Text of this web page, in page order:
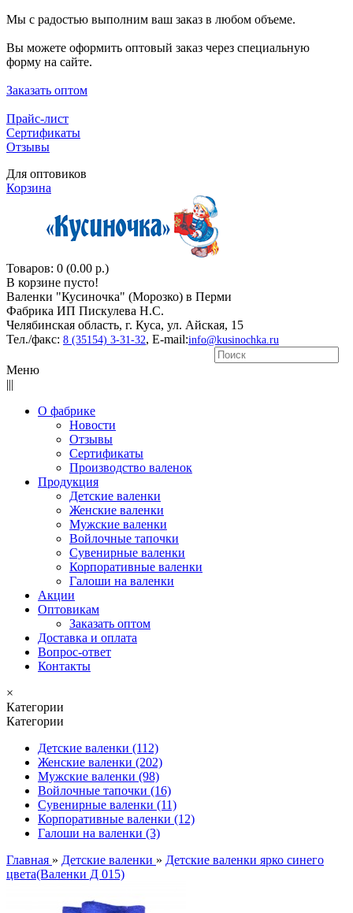
Мы с радостью выполним ваш заказ в любом объеме.
Вы можете оформить оптовый заказ через специальную
форму на сайте.
Заказать оптом
Прайс-лист
Сертификаты
Отзывы
Для оптовиков
Корзина
Товаров: 0 (0.00 р.)
В корзине пусто!
Валенки "Кусиночкa" (Морозко) в Перми
Фабрика ИП Пискулева Н.С.
Челябинская область, г. Куса, ул. Айская, 15
Тел./факс: 8 (35154) 3-31-32, E-mail:info@kusinochka.ru
Меню
|||
О фабрике
Новости
Отзывы
Сертификаты
Производство валенок
Продукция
Детские валенки
Женские валенки
Мужские валенки
Войлочные тапочки
Сувенирные валенки
Корпоративные валенки
Галоши на валенки
Акции
Оптовикам
Заказать оптом
Доставка и оплата
Вопрос-ответ
Контакты
×
Категории
Категории
Детские валенки (112)
Женские валенки (202)
Мужские валенки (98)
Войлочные тапочки (16)
Сувенирные валенки (11)
Корпоративные валенки (12)
Галоши на валенки (3)
Главная » Детские валенки » Детские валенки ярко синего
цвета(Валенки Д 015)